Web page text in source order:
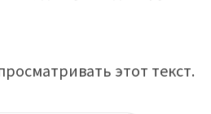
этот текст.